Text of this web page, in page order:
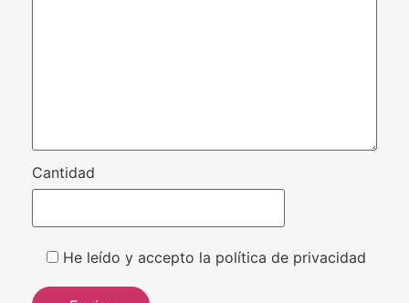
Cantidad
He leído y accepto la política de privacidad